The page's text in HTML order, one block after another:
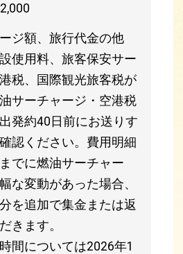
ジ額、旅行代金の他
使用料、旅客保安サー
税、国際観光旅客税が
サーチャージ・空港税
発約40日前にお送りす
認ください。費用明細
でに燃油サーチャー
な変動があった場合、
を追加で集金または返
きます。
間については2026年1